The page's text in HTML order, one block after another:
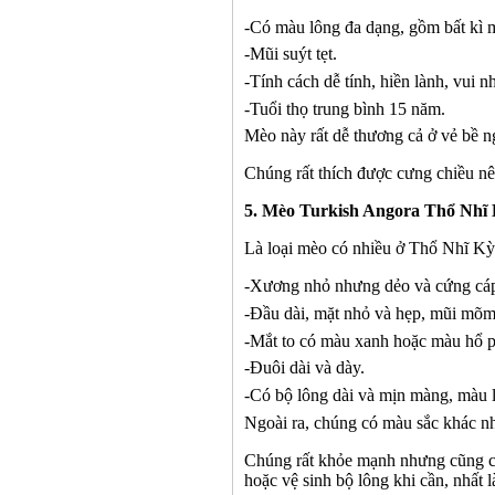
-Có màu lông đa dạng, gồm bất kì
-Mũi suýt tẹt.
-Tính cách dễ tính, hiền lành, vui
-Tuổi thọ trung bình 15 năm.
Mèo này rất dễ thương cả ở vẻ bề
Chúng rất thích được cưng chiều
5. Mèo Turkish Angora Thổ
Là loại mèo có nhiều ở Thổ Nhĩ Kỳ
-Xương nhỏ nhưng dẻo và cứng
-Đầu dài, mặt nhỏ và hẹp, mũi
-Mắt to có màu xanh hoặc màu hổ
-Đuôi dài và dày.
-Có bộ lông dài và mịn màng, màu
Ngoài ra, chúng có màu sắc khác
Chúng rất khỏe mạnh nhưng
hoặc vệ sinh bộ lông khi cần, nhất